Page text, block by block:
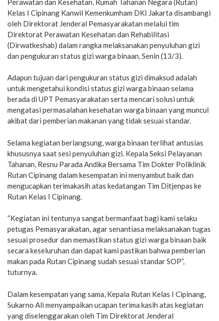
Kelas I Cipinang Kanwil Kemenkumham DKI Jakarta disambangi
oleh Direktorat Jenderal Pemasyarakatan melalui tim
Direktorat Perawatan Kesehatan dan Rehabilitasi
(Dirwatkeshab) dalam rangka melaksanakan penyuluhan gizi
dan pengukuran status gizi warga binaan, Senin (13/3).
Adapun tujuan dari pengukuran status gizi dimaksud adalah
untuk mengetahui kondisi status gizi warga binaan selama
berada di UPT Pemasyarakatan serta mencari solusi untuk
mengatasi permasalahan kesehatan warga binaan yang muncul
akibat dari pemberian makanan yang tidak sesuai standar.
Selama kegiatan berlangsung, warga binaan terlihat antusias
khususnya saat sesi penyuluhan gizi. Kepala Seksi Pelayanan
Tahanan, Resnu Parada Andika Bersama Tim Dokter Poliklinik
Rutan Cipinang dalam kesempatan ini menyambut baik dan
mengucapkan terimakasih atas kedatangan Tim Ditjenpas ke
Rutan Kelas I Cipinang.
“Kegiatan ini tentunya sangat bermanfaat bagi kami selaku
petugas Pemasyarakatan, agar senantiasa melaksanakan tugas
sesuai prosedur dan memastikan status gizi warga binaan baik
secara keseluruhan dan dapat kami pastikan bahwa pemberian
makan pada Rutan Cipinang sudah sesuai standar SOP”,
tuturnya.
Dalam kesempatan yang sama, Kepala Rutan Kelas I Cipinang,
Sukarno Ali menyampaikan ucapan terima kasih atas kegiatan
yang diselenggarakan oleh Tim Direktorat Jenderal